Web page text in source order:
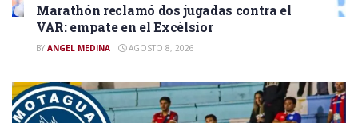
Marathón reclamó dos jugadas contra el
VAR: empate en el Excélsior
BY ANGEL MEDINA AGOSTO 8, 2026